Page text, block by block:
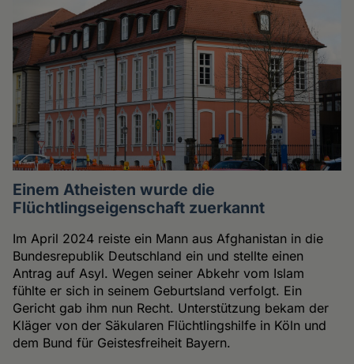
Einem Atheisten wurde die
Flüchtlingseigenschaft zuerkannt
Im April 2024 reiste ein Mann aus Afghanistan in die
Bundesrepublik Deutschland ein und stellte einen
Antrag auf Asyl. Wegen seiner Abkehr vom Islam
fühlte er sich in seinem Geburtsland verfolgt. Ein
Gericht gab ihm nun Recht. Unterstützung bekam der
Kläger von der Säkularen Flüchtlingshilfe in Köln und
dem Bund für Geistesfreiheit Bayern.